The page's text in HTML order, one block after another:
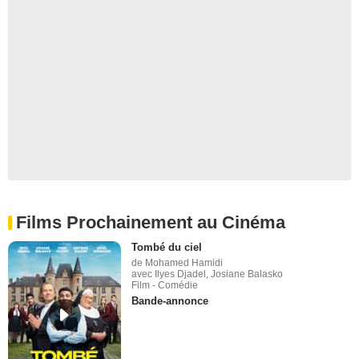
Films Prochainement au Cinéma
Tombé du ciel
de Mohamed Hamidi
avec Ilyes Djadel, Josiane Balasko
Film - Comédie
Bande-annonce